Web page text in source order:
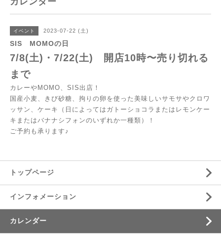
イベント 2023-07-22 (土)
SIS MOMOの日
7/8(土)・7/22(土) 開店10時〜売り切れる
まで
カレーやMOMO、SIS出店！
国産小麦、きび砂糖、拘りの卵を使った美味しいサモサやクロワ
ッサン、ケーキ（日によってはガトーショコラまたはレモンケー
キまたはバナナシフォンのいずれか一種類）！
ご予約も承ります♪
トップページ
インフォメーション
カレンダー